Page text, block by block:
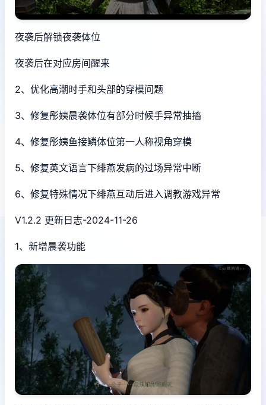
夜袭后解锁夜袭体位
夜袭后在对应房间醒来
2、优化高潮时手和头部的穿模问题
3、修复彤姨晨袭体位有部分时候手异常抽搐
4、修复彤姨鱼接鳞体位第一人称视角穿模
5、修复英文语言下绯燕发病的过场异常中断
6、修复特殊情况下绯燕互动后进入调教游戏异常
V1.2.2 更新日志-2024-11-26
1、新增晨袭功能